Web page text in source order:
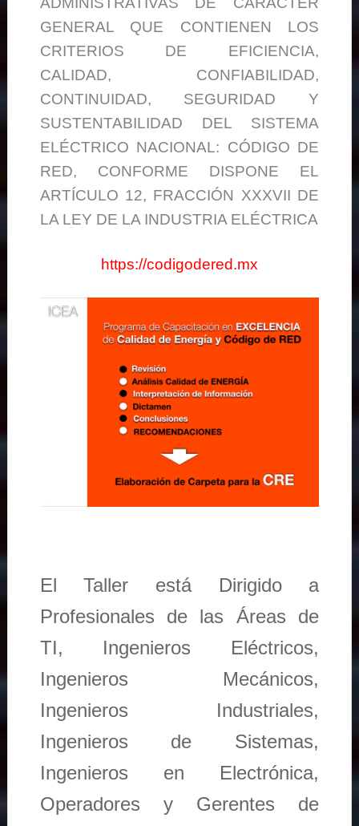
GENERAL QUE CONTIENEN LOS
CRITERIOS DE EFICIENCIA,
CALIDAD, CONFIABILIDAD,
CONTINUIDAD, SEGURIDAD Y
SUSTENTABILIDAD DEL SISTEMA
ELÉCTRICO NACIONAL: CÓDIGO DE
RED, CONFORME DISPONE EL
ARTÍCULO 12, FRACCIÓN XXXVII DE
LA LEY DE LA INDUSTRIA ELÉCTRICA
https://codigodered.mx
El Taller está Dirigido a
Profesionales de las Áreas de
TI, Ingenieros Eléctricos,
Ingenieros Mecánicos,
Ingenieros Industriales,
Ingenieros de Sistemas,
Ingenieros en Electrónica,
Operadores y Gerentes de